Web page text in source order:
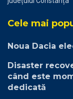
Cele mai
Noua Dacia
Disaster
când este
dedicată